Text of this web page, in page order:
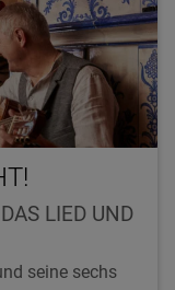
LIED UND
seine sechs